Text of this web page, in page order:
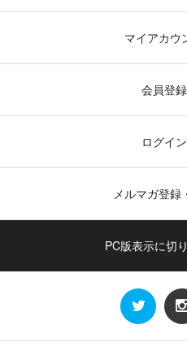
マイアカウ
会員登録
ログイン
メルマガ登録
PC版表示に切